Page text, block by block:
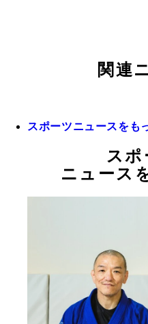
関連
スポーツニュースをも
スポ
ニュース